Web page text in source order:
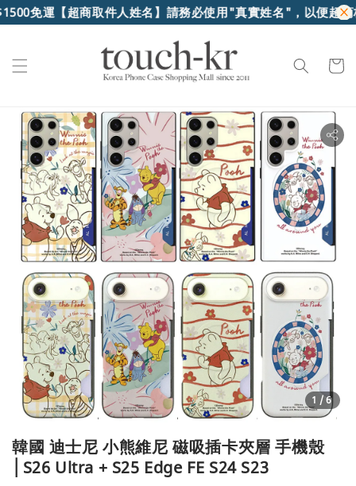
免運【超商取件人姓名】請務必使用"真實姓名"，以便超商核
1 /6
韓國 迪士尼 小熊維尼 磁吸插卡夾層 手機殼
│S26 Ultra + S25 Edge FE S24 S23